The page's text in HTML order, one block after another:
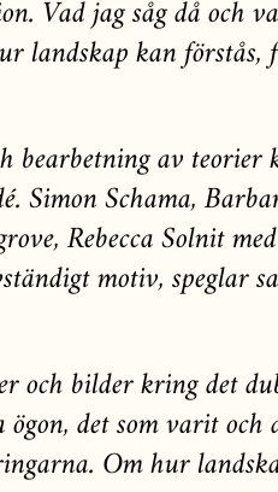
Vad jag såg då och
landskap kan förstås,
bearbetning av teorier
Simon Schama,
Rebecca Solnit
motiv, speglar
och bilder kring det
ögon, det som varit och
Om hur